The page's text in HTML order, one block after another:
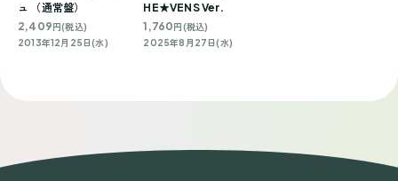
ュ （通常盤）
2,409 円(税込)
2013年12月25日(水)
HE★VENS Ver.
1,760 円(税込)
2025年8月27日(水)